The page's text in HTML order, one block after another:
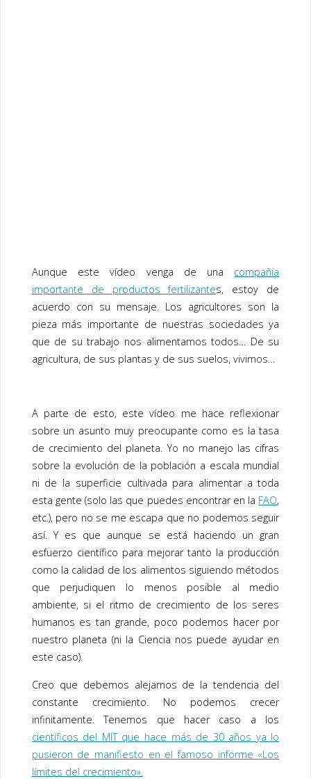
Aunque este vídeo venga de una compañía
importante de productosfertilizantes, estoy de
acuerdo con su mensaje. Los agricultores son la
pieza más importante de nuestras sociedades ya
que de su trabajo nos alimentamos todos… De su
agricultura, de sus plantas y de sus suelos, vivimos…
A parte de esto, este vídeo me hace reflexionar
sobre un asunto muy preocupante como es la tasa
de crecimiento del planeta. Yo no manejo las cifras
sobre la evolución de la población a escala mundial
ni de la superficie cultivada para alimentar a toda
esta gente (solo las que puedes encontrar en la FAO,
etc.), pero no se me escapa que no podemos seguir
así. Y es que aunque se está haciendo un gran
esfuerzo científico para mejorar tanto la producción
como la calidad de los alimentos siguiendo métodos
que perjudiquen lo menos posible al medio
ambiente, si el ritmo de crecimiento de los seres
humanos es tan grande, poco podemos hacer por
nuestro planeta (ni la Ciencia nos puede ayudaren
este caso).
Creo que debemos alejarnos de la tendencia del
constante crecimiento. No podemos crecer
infinitamente. Tenemos que hacer caso a los
científicos del MIT que hace más de 30 años ya lo
pusieron de manifiesto en el famoso informe «Los
límites del crecimiento».